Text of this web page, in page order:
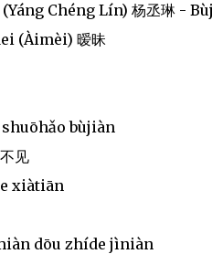
Chéng Lín) 杨丞琳 -
(Àimèi) 暧昧
bùjiàn
见
xiàtiān
dōu zhíde jìniàn